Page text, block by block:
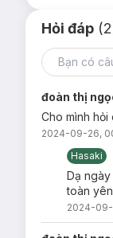
Hỏi đáp
đoàn thị
Cho mình hỏi
2024-09-26,
Hasaki
Dạ
toàn
2024-09-